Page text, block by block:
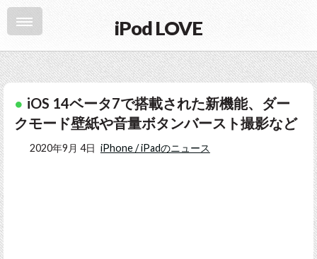
iPod LOVE
iOS 14ベータ7で搭載された新機能、ダー
クモード壁紙や音量ボタンバースト撮影など
2020年9月 4日 iPhone / iPadのニュース